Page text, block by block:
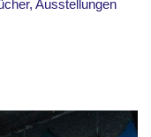
Ausstellungen